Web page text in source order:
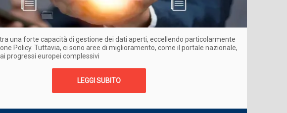
una forte capacità di gestione dei dati aperti, eccellendo particolarmente
Policy. Tuttavia, ci sono aree di miglioramento, come il portale nazionale,
progressi europei complessivi
LEGGI SUBITO